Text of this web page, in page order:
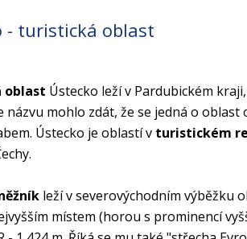
- mapy
- turistická oblast
oblast Ústecko leží v Pardubickém
názvu mohlo zdát, že se jedná o oblast
Ústecko je oblastí v turistickém
.
leží v severovýchodním výběžku
místem (horou s prominencí